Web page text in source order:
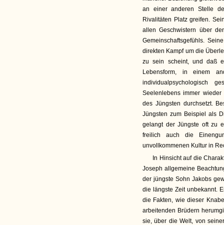
an einer anderen Stelle
Rivalitäten Platz greifen.
allen Geschwistern über
Gemeinschaftsgefühls.
direkten Kampf um die
zu sein scheint, und daß
Lebensform, in einem
individualpsychologisch
Seelenlebens immer
des Jüngsten durchsetzt.
Jüngsten zum Beispiel als
gelangt der Jüngste oft zu
freilich auch die
unvollkommenen Kultur in
In Hinsicht auf die
Joseph allgemeine
der jüngste Sohn Jakobs
die längste Zeit unbekannt.
die Fakten, wie dieser
arbeitenden Brüdern
sie, über die Welt, von